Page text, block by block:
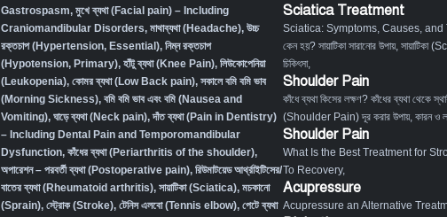
Gastrospasm, মুখে ব্যথা (Facial pain) – Including
Craniomandibular Disorders, মাথাব্যথা (Headache), উচ্চ
রক্তচাপ (Hypertension, Essential), নিম্ন রক্তচাপ
(Hypotension, Primary), হাঁটু ব্যথা (Knee Pain), লিউকোপেনিয়া
(Leukopenia), কোমর ব্যথা (Low Back pain), সকালে বমি বমি ভাব
(Morning Sickness), বমি বমি ভাব এবং বমি (Nausea and
Vomiting), ঘাড়ে ব্যথা (Neck pain),দাঁত ব্যথা (Pain in Dentistry)
– Including Dental Pain and Temporomandibular
Dysfunction, কাঁধের ব্যথা (Periarthritis of the shoulder),
অপারেশন – পরবর্তী ব্যথা (Postoperative pain), রিউমাটয়েড আর্থ্রাইটিসের/
বাতের ব্যথা (Rheumatoid arthritis), সায়াটিকা (Sciatica), মচকানো
(Sprain), স্ট্রোক (Stroke), টেনিস এলবো (Tennis elbow), পেটে ব্যথা
Sciatica Treatment
Sciatica: Symptoms, Causes, and
কেন হয়? সায়াটিকা সারানোর উপায় সায়াটিকা
চিকিৎসা,
Shoulder Pain
কাঁধে ব্যথা কিসের লক্ষণ? কাঁধের ব্যথা থেকে
(Shoulder Pain) দূর করার উপায়, কারন ও
Shoulder Pain
What Is the Best Treatment for
To Recovery,
Acupressure
Acupressure an Alternative